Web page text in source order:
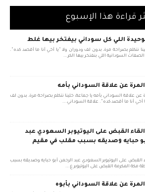
قراءة هذا الإسبوع
اللي كل سوداني بيفتخر بيها غلط
نتكلم بصراحة مرة، بدون لف ودوران ولا "يا أخي أنا ما أقصد كده".
السودانية اللي بنفتخر بيها الكر...
عن علاقة السوداني بأمه
عن علاقة السوداني بأمه يا جماعة، خلينا نتكلم بصراحة مرة، بدون لف
أخي أنا ما أقصد كده". علاقة السوداني...
القاء القبض على اليوتيوبر السعودي عبد
حبايه وصديقه بسبب مقلب في مقيم
القبض على اليوتيوبر السعودي عبد الرحمن أبو حبايه وصديقه بسبب
المكرمة القبض على اليوتيوبر ع...
عن علاقة السوداني بأبوه